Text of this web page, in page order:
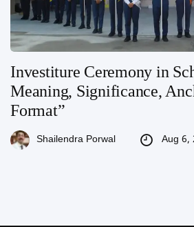
Investiture Ceremony in
Meaning, Significance,
Format”
Shailendra Porwal Aug 6,